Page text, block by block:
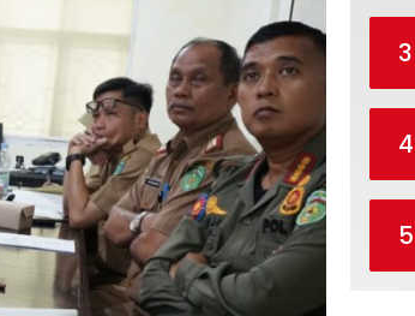
3
4
5